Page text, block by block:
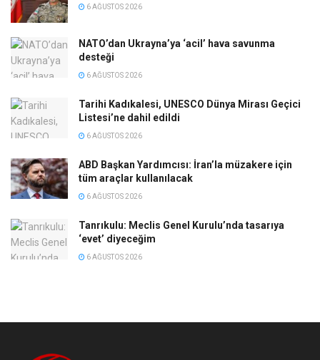
6 AĞUSTOS 2026
NATO’dan Ukrayna’ya ‘acil’ hava savunma
desteği
6 AĞUSTOS 2026
Tarihi Kadıkalesi, UNESCO Dünya Mirası Geçici
Listesi’ne dahil edildi
6 AĞUSTOS 2026
ABD Başkan Yardımcısı: İran’la müzakere için
tüm araçlar kullanılacak
6 AĞUSTOS 2026
Tanrıkulu: Meclis Genel Kurulu’nda tasarıya
‘evet’ diyeceğim
6 AĞUSTOS 2026